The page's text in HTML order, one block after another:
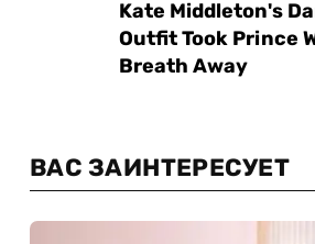
ВАС ЗАИНТЕРЕСУЕТ